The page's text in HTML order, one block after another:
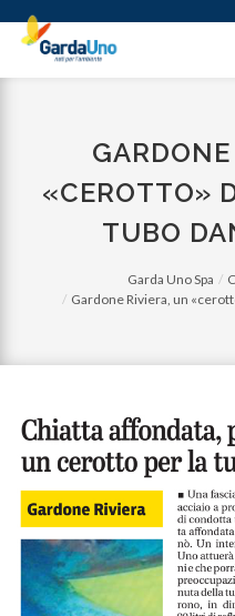
Gardauno
Spa
«CEROTTO»
TUBO
Garda Uno Spa
Gardone Riviera, un